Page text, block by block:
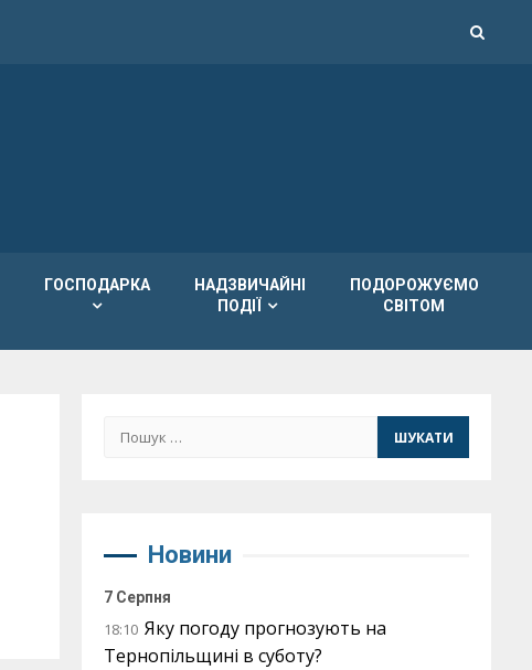
ГОСПОДАРКА
НАДЗВИЧАЙНІ
ПОДІЇ
ПОДОРОЖУЄМО
СВІТОМ
Пошук:
Новини
7 Серпня
18:10 Яку погоду прогнозують на
Тернопільщині в суботу?